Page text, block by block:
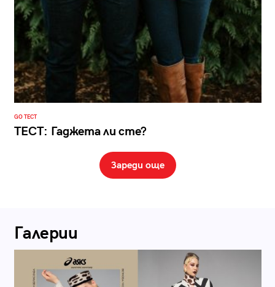
GO ТЕСТ
ТЕСТ: Гаджета ли сте?
Зареди още
Галерии